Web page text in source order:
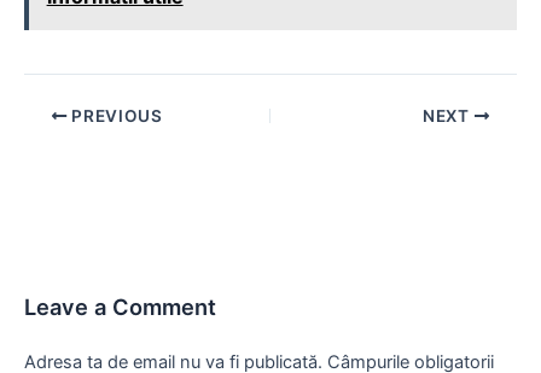
Post PREVIOUS NEXT
Leave a Comment
Adresa ta de email nu va fi publicată. Câmpurile obligatorii